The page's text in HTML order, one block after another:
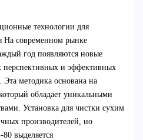
технологии для
современном рынке
год появляются новые
и эффективных
Эта методика основана на
обладает уникальными
Установка для чистки сухим
производителей, но
выделяется